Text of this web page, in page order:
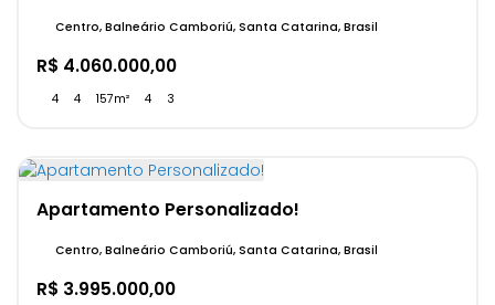
R$ 4.060.000,00
Centro, Balneário Camboriú, Santa Catarina, Brasil
4 4 157m² 4 3
Apartamento Personalizado!
R$ 3.995.000,00
Centro, Balneário Camboriú, Santa Catarina, Brasil